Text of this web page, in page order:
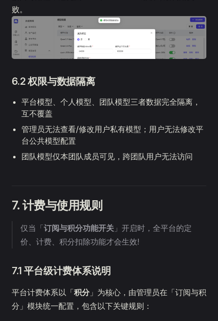
败。
6.2 权限与数据隔离
平台模型、个人模型、团队模型三者数据完全隔离，
互不覆盖
管理员无法查看/修改用户私有模型；用户无法修改平
台公共模型配置
团队模型仅本团队成员可见，跨团队用户无法访问
7. 计费与使用规则
仅当「订阅与积分功能开关 」开启时，全平台的定
价、计费、积分扣除功能才会生效!
7.1 平台级计费体系说明
平台计费体系以「积分」为核心，由管理员在「订阅与积
分」模块统一配置，包含以下关键规则：